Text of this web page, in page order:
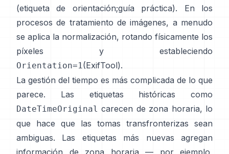
(etiqueta de orientación;guía práctica). En los
procesos de tratamiento de imágenes, a menudo
se aplica la normalización, rotando físicamente los
píxeles y estableciendo
Orientation=1(ExifTool).
La gestión del tiempo es más complicada de lo que
parece. Las etiquetas históricas como
DateTimeOriginal carecen de zona horaria, lo
que hace que las tomas transfronterizas sean
ambiguas. Las etiquetas más nuevas agregan
información de zona horaria — por ejemplo,